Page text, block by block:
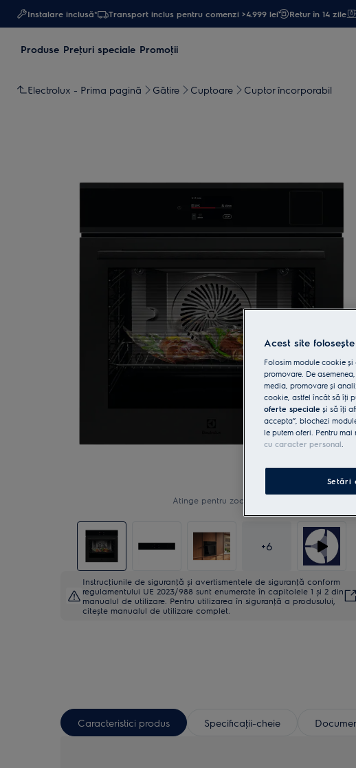
Instalare inclusă* Transport inclus pentru comenzi >4.999 lei Retur în 14 zile
Produse Preţuri speciale Promoţii
Electrolux - Prima pagină Gătire Cuptoare Cuptor încorporabil
Atinge pentru zoom
+6
Instrucţiunile de siguranţă și avertismentele de siguranţă conform
regulamentului UE 2023/988 sunt enumerate în capitolele 1 și 2 din
manualul de utilizare. Pentru utilizarea în siguranţă a produsului,
citește manualul de utilizare complet.
Caracteristici produs Specificaţii-cheie
Acest site
Folosim module cookie
promovare. De
media, promovare și
cookie, astfel încât să îţi
oferte speciale și să îţi
accepta”, blochezi
le putem oferi. Pentru
cu caracter personal.
Setări